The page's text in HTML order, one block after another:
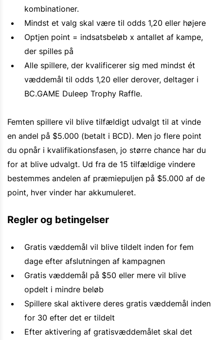
kombinationer.
Mindst et valg skal være til odds 1,20 eller højere
Optjen point = indsatsbeløb x antallet af kampe,
der spilles på
Alle spillere, der kvalificerer sig med mindst ét
væddemål til odds 1,20 eller derover, deltager i
BC.GAME Duleep Trophy Raffle.
Femten spillere vil blive tilfældigt udvalgt til at vinde
en andel på $5.000 (betalt i BCD). Men jo flere point
du opnår i kvalifikationsfasen, jo større chance har du
for at blive udvalgt. Ud fra de 15 tilfældige vindere
bestemmes andelen af præmiepuljen på $5.000 af de
point, hver vinder har akkumuleret.
Regler og betingelser
Gratis væddemål vil blive tildelt inden for fem
dage efter afslutningen af kampagnen
Gratis væddemål på $50 eller mere vil blive
opdelt i mindre beløb
Spillere skal aktivere deres gratis væddemål inden
for 30 efter det er tildelt
Efter aktivering af gratisvæddemålet skal det